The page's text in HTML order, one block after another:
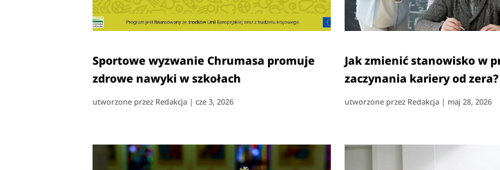
Sportowe wyzwanie Chrumasa promuje
zdrowe nawyki w szkołach
utworzone przez Redakcja |cze 3, 2026
Jak zmienić stanowisko w
zaczynania kariery od zera?
utworzone przez Redakcja | maj 28, 2026